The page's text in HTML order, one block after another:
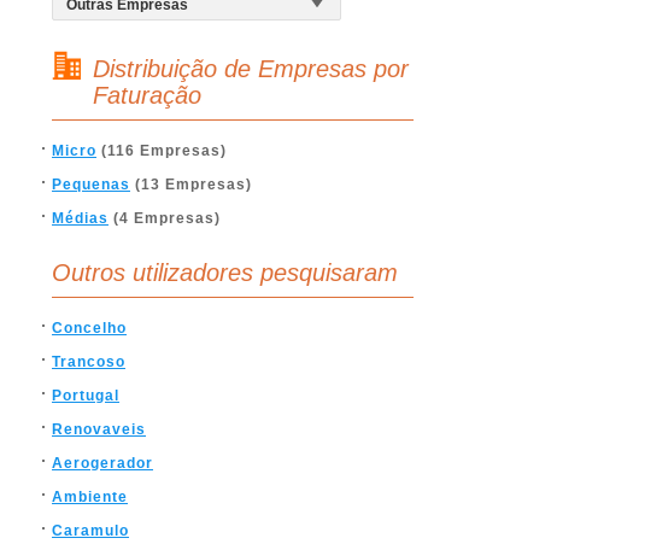
Distribuição de Empresas por
Faturação
Micro (116 Empresas)
Pequenas (13 Empresas)
Médias (4 Empresas)
Outros utilizadores pesquisaram
Concelho
Trancoso
Portugal
Renovaveis
Aerogerador
Ambiente
Caramulo